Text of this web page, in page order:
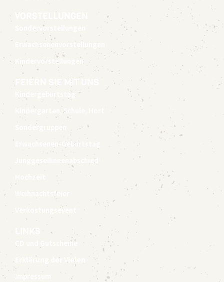
VORSTELLUNGEN
Sondervorstellungen
Erwachsenenvorstellungen
Kindervorstellungen
FEIERN SIE MIT UNS
Kindergeburtstag
Kindergarten, Schule, Hort
Sondergruppen
Erwachsenen-Geburtstag
Junggesellinnenabschied
Weihnachtsfeier
Verkostungsevent
LINKS
CD und Gutscheine
Erklärung der Vielen
Impressum